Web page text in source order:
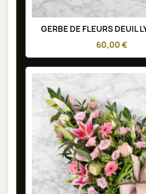
GERBE DE FLEURS DEUIL
60,00 €